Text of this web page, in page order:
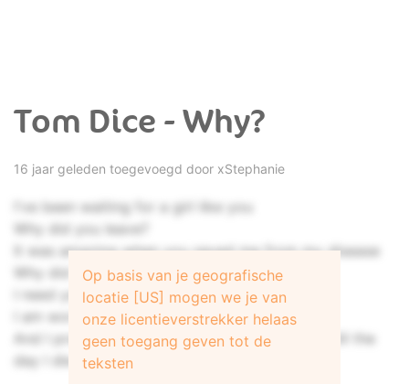
Tom Dice - Why?
16 jaar geleden toegevoegd door xStephanie
I've been waiting for a girl like you
Why did you leave?
It was amazing when you saved me from my disease
Why did you leave?
I need you to stay with me
I am worth it, don't leave me this time
And I promise myself to be all what you need till the
day I die
Op basis van je geografische
locatie [US] mogen we je van
onze licentieverstrekker helaas
geen toegang geven tot de
teksten